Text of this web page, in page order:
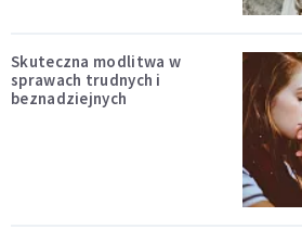
Skuteczna modlitwa w
sprawach trudnych i
beznadziejnych